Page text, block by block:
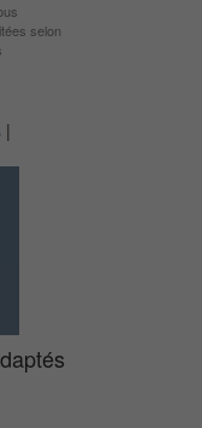
selon
|